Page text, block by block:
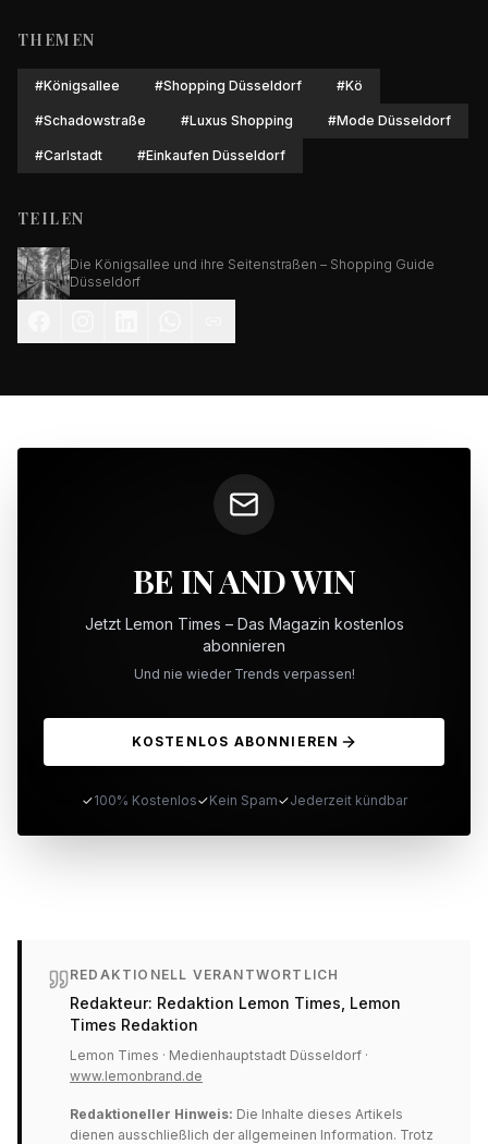
THEMEN
#Königsallee #Shopping Düsseldorf #Kö
#Schadowstraße #Luxus Shopping #Mode Düsseldorf
#Carlstadt #Einkaufen Düsseldorf
TEILEN
Die Königsallee und ihre Seitenstraßen – Shopping Guide
Düsseldorf
BE IN AND WIN
Jetzt Lemon Times – Das Magazin kostenlos
abonnieren
Und nie wieder Trends verpassen!
KOSTENLOS ABONNIEREN
✓100% Kostenlos✓Kein Spam✓Jederzeit kündbar
REDAKTIONELL VERANTWORTLICH
Redakteur: Redaktion Lemon Times , Lemon
Times Redaktion
Lemon Times · Medienhauptstadt Düsseldorf ·
www.lemonbrand.de
Redaktioneller Hinweis: Die Inhalte dieses Artikels
dienen ausschließlich der allgemeinen Information. Trotz